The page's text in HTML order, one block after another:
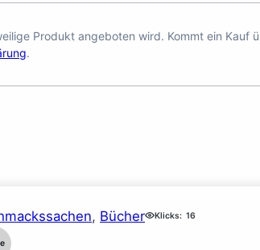
Produkt angeboten wird. Kommt ein Kauf
.
, Bücher Klicks: 16